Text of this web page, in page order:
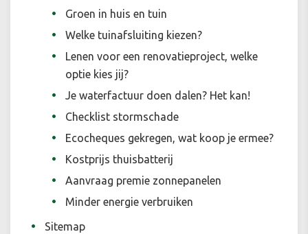
Groen in huis en tuin
Welke tuinafsluiting kiezen?
Lenen voor een renovatieproject, welke
optie kies jij?
Je waterfactuur doen dalen? Het kan!
Checklist stormschade
Ecocheques gekregen, wat koop je ermee?
Kostprijs thuisbatterij
Aanvraag premie zonnepanelen
Minder energie verbruiken
Sitemap